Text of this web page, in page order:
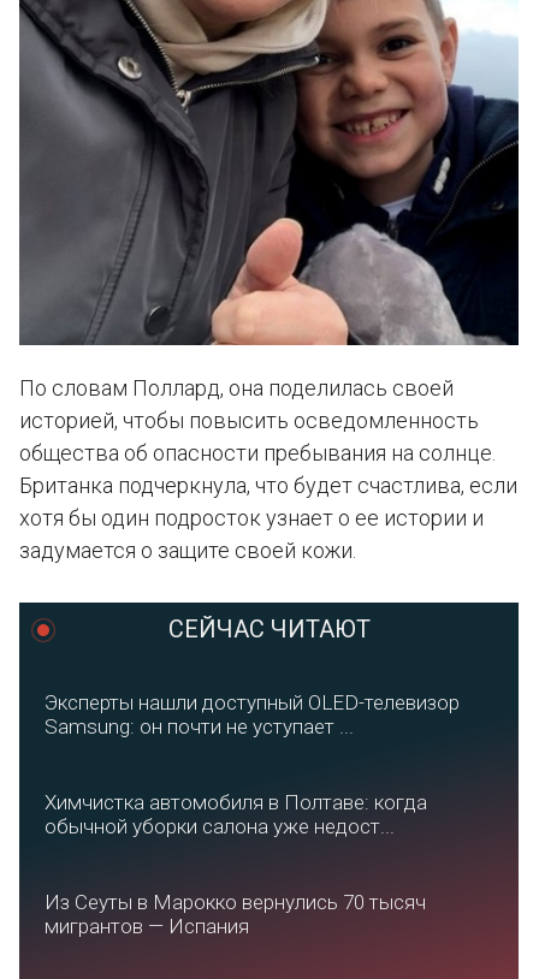
По словам Поллард, она поделилась своей
историей, чтобы повысить осведомленность
общества об опасности пребывания на солнце.
Британка подчеркнула, что будет счастлива, если
хотя бы один подросток узнает о ее истории и
задумается о защите своей кожи.
СЕЙЧАС ЧИТАЮТ
Эксперты нашли доступный OLED-телевизор
Samsung: он почти не уступает ...
Химчистка автомобиля в Полтаве: когда
обычной уборки салона уже недост...
Из Сеуты в Марокко вернулись 70 тысяч
мигрантов — Испания